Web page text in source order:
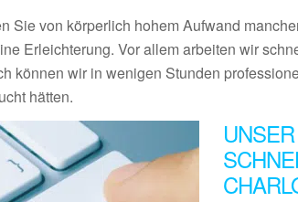
Sie von körperlich hohem Aufwand
Erleichterung. Vor allem arbeiten wir
können wir in wenigen Stunden
hätten.